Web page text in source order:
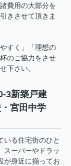
費用の大部分を
きさせて頂きま
すく」「理想の
のご協力をさせ
下さい。
3新築戸建
宮田中学
いる住宅街のひと
スーパーやドラッ
が身近に揃ってお